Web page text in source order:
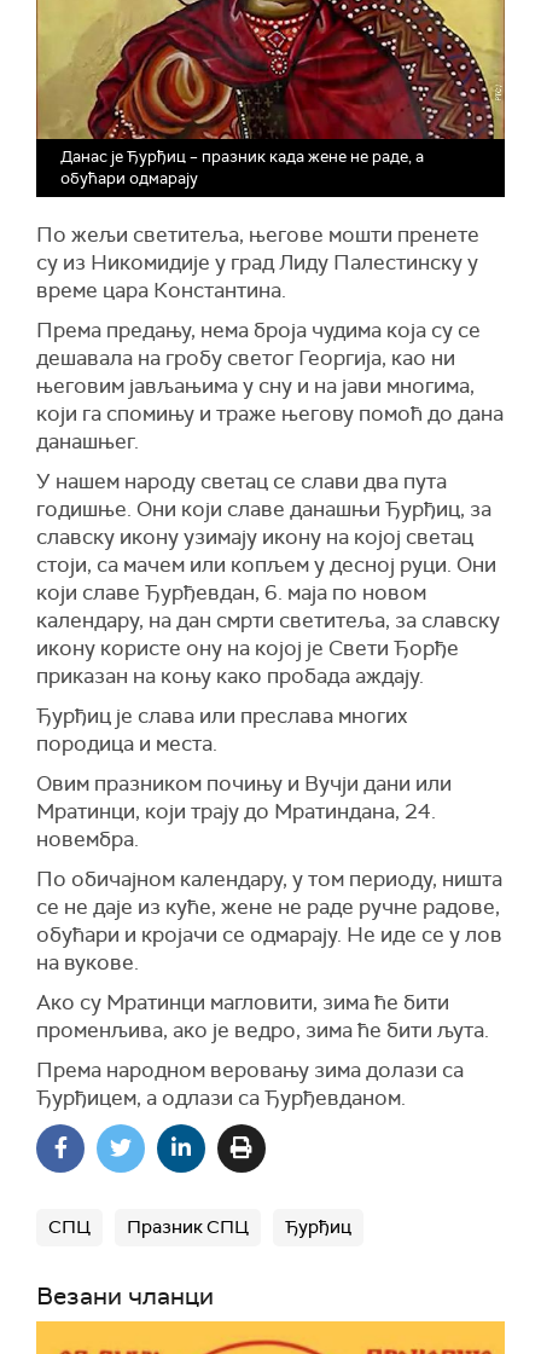
Данас је Ђурђиц – празник када жене не раде, а
обућари одмарају
По жељи светитеља, његове мошти пренете
су из Никомидије у град Лиду Палестинску у
време цара Константина.
Према предању, нема броја чудима која су се
дешавала на гробу светог Георгија, као ни
његовим јављањима у сну и на јави многима,
који га спомињу и траже његову помоћ до дана
данашњег.
У нашем народу светац се слави два пута
годишње. Они који славе данашњи Ђурђиц, за
славску икону узимају икону на којој светац
стоји, са мачем или копљем у десној руци. Они
који славе Ђурђевдан, 6. маја по новом
календару, на дан смрти светитеља, за славску
икону користе ону на којој је Свети Ђорђе
приказан на коњу како пробада аждају.
Ђурђиц је слава или преслава многих
породица и места.
Овим празником почињу и Вучји дани или
Мратинци, који трају до Мратиндана, 24.
новембра.
По обичајном календару, у том периоду, ништа
се не даје из куће, жене не раде ручне радове,
обућари и кројачи се одмарају. Не иде се у лов
на вукове.
Ако су Мратинци магловити, зима ће бити
променљива, ако је ведро, зима ће бити љута.
Према народном веровању зима долази са
Ђурђицем, а одлази са Ђурђевданом.
СПЦ Празник СПЦ Ђурђиц
Везани чланци